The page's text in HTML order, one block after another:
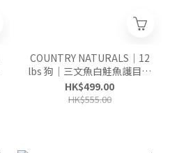
COUNTRY NATURALS｜12
lbs 狗｜三文魚白鮭魚護目配
方
HK$499.00
HK$555.00